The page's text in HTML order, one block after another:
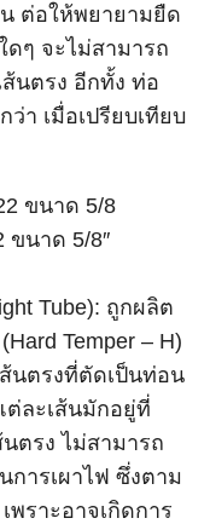
ต่อให้พยายามยืด
ดๆ จะไม่สามารถ
นตรง อีกทั้ง ท่อ
า เมื่อเปรียบเทียบ
ขนาด 5/8″
Tube): ถูกผลิต
Temper – H)
นตรงที่ตัดเป็นท่อน
ละเส้นมักอยู่ที่
ตรง ไม่สามารถ
การเผาไฟ ซึ่งตาม
พราะอาจเกิดการ